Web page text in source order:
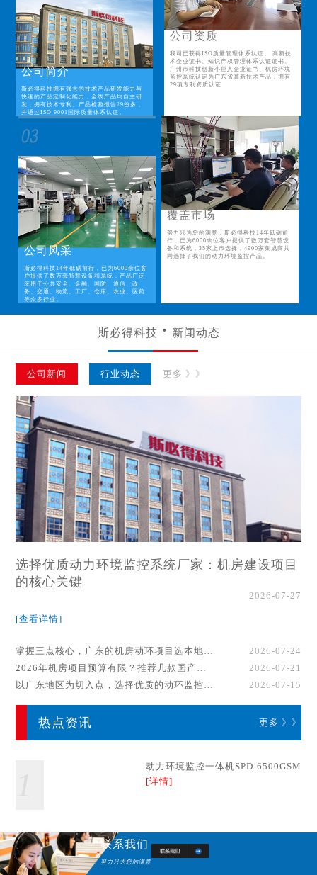
公司简介
斯必得科技拥有强大的技术产品研发能力与
快速的产品定制化能力，全线产品均自主研
发，拥有技术专利、产品检验报告29份多，
并通过ISO 9001国际质量体系认证。
公司资质
我司已获得ISO质量管理体系认证、 高新技
术企业证书、知识产权管理体系认证证书、
广州市科技创新小巨人企业证书、机房环境
监控系统认定为广东省高新技术产品，拥有
29项专利资质认证
公司风采
斯必得科技14年砥砺前行，已为6000余位客
户提供了数万套智慧设备和系统，产品广泛
应用于公共安全、金融、国防、通信、政
务、交通、物流、工厂、仓库、农业、医药
等众多行业。
覆盖市场
努力只为您的满意；斯必得科技14年砥砺前
行，已为6000余位客户提供了数万套智慧设
备和系统，35家上市选择，4900家集成商共
同选择了我们的动力环境监控产品。
斯必得科技 新闻动态
公司新闻 行业动态 更多 》》
选择优质动力环境监控系统厂家：机房建设项目
的核心关键
2026-07-27
[查看详情]
掌握三点核心，广东的机房动环项目选本地厂家事半功倍！
2026-07-24
2026年机房项目预算有限？推荐几款国产动环监控系统品牌
2026-07-21
以广东地区为切入点，选择优质的动环监控系统厂家
2026-07-15
热点资讯 更多 》》
动力环境监控一体机SPD-6500GSM
[详情]
联系我们
努力只为您的满意